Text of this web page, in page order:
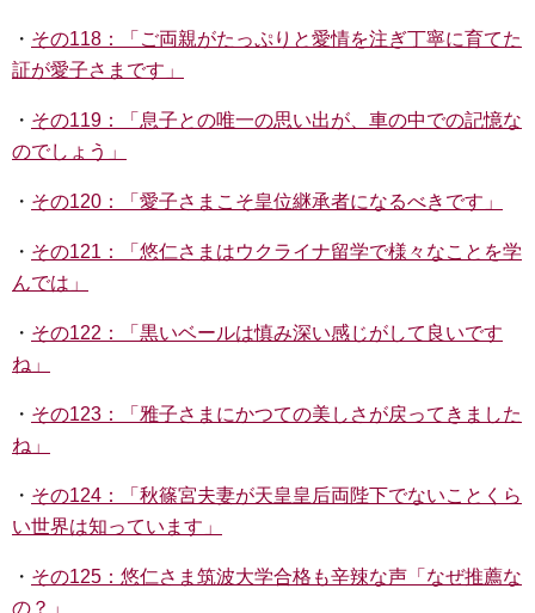
・ その118：「ご両親がたっぷりと愛情を注ぎ丁寧に育てた
証が愛子さまです」
・ その119：「息子との唯一の思い出が、車の中での記憶な
のでしょう」
・ その120：「愛子さまこそ皇位継承者になるべきです」
・ その121：「悠仁さまはウクライナ留学で様々なことを学
んでは」
・ その122：「黒いベールは慎み深い感じがして良いです
ね」
・ その123：「雅子さまにかつての美しさが戻ってきました
ね」
・ その124：「秋篠宮夫妻が天皇皇后両陛下でないことくら
い世界は知っています」
・ その125：悠仁さま筑波大学合格も辛辣な声「なぜ推薦な
の？」